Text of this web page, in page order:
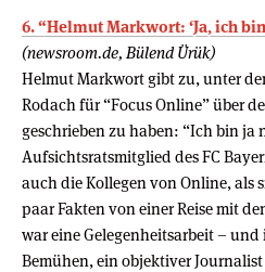
6. “Helmut Markwort: ‘Ja, ich
(newsroom.de, Bülend Ürük)
Helmut Markwort gibt zu, unter
Rodach für “Focus Online” über
geschrieben zu haben: “Ich bin ja
Aufsichtsratsmitglied des FC
auch die Kollegen von Online, als
paar Fakten von einer Reise mit
war eine Gelegenheitsarbeit –
Bemühen, ein objektiver